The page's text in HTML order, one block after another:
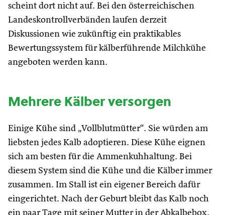
scheint dort nicht auf. Bei den österreichischen
Landeskontrollverbänden laufen derzeit
Diskussionen wie zukünftig ein praktikables
Bewertungssystem für kälberführende Milchkühe
angeboten werden kann.
Mehrere Kälber versorgen
Einige Kühe sind „Vollblutmütter“. Sie würden am
liebsten jedes Kalb adoptieren. Diese Kühe eignen
sich am besten für die Ammenkuhhaltung. Bei
diesem System sind die Kühe und die Kälber immer
zusammen. Im Stall ist ein eigener Bereich dafür
eingerichtet. Nach der Geburt bleibt das Kalb noch
ein paar Tage mit seiner Mutter in der Abkalbebox.